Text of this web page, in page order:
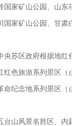
国家矿山公园、山东
国家矿山公园、甘肃
苏区政府根据地红色
红色旅游系列景区（
命纪念地系列景区（
山风景名胜区、内蒙